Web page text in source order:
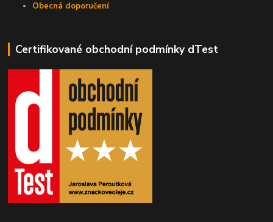
Obecná doporučení
Certifikované obchodní podmínky dTest